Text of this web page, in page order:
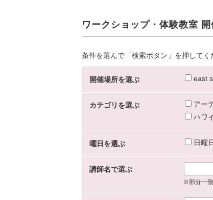
ワークショップ・体験教室 開
条件を選んで「検索ボタン」を押してく
開催場所を選ぶ east
カテゴリを選ぶ アー
ハワ
曜日を選ぶ 日曜
講師名で選ぶ
※部分一